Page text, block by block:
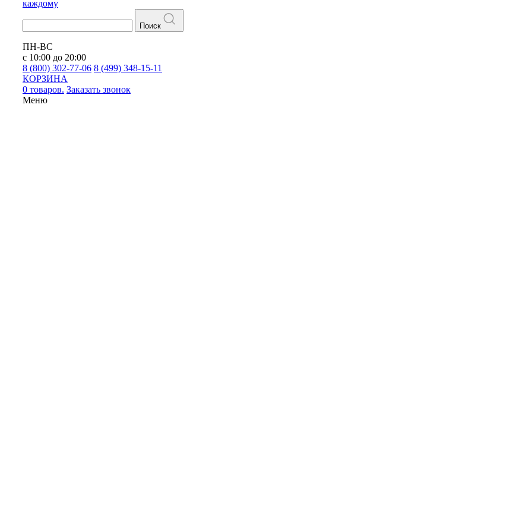
каждому
Поиск
ПН-ВС
с 10:00 до 20:00
8 (800) 302-77-06 8 (499) 348-15-11
КОРЗИНА
0 товаров. Заказать звонок
Меню